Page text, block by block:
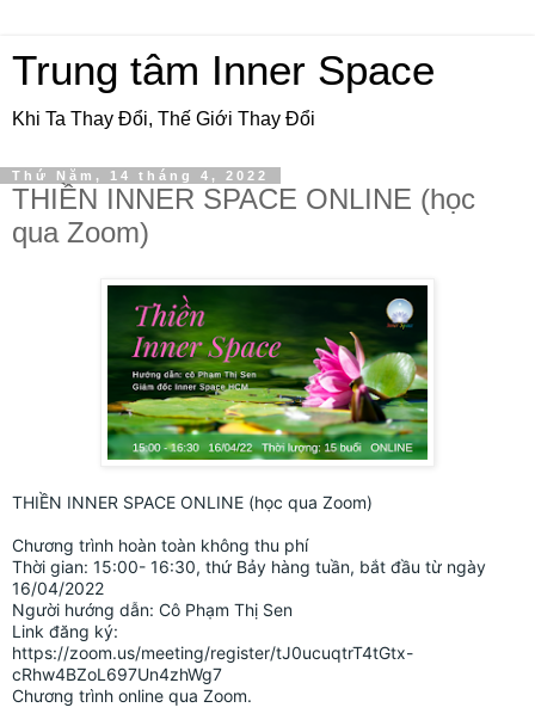
Trung tâm Inner Space
Khi Ta Thay Đổi, Thế Giới Thay Đổi
Thứ Năm, 14 tháng 4, 2022
THIỀN INNER SPACE ONLINE (học
qua Zoom)
THIỀN INNER SPACE ONLINE (học qua Zoom)
Chương trình hoàn toàn không thu phí
Thời gian: 15:00- 16:30, thứ Bảy hàng tuần, bắt đầu từ ngày
16/04/2022
Người hướng dẫn: Cô Phạm Thị Sen
Link đăng ký:
https://zoom.us/meeting/register/tJ0ucuqtrT4tGtx-
cRhw4BZoL697Un4zhWg7
Chương trình online qua Zoom.